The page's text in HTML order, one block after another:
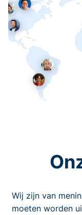
Wij zijn van
moeten worden